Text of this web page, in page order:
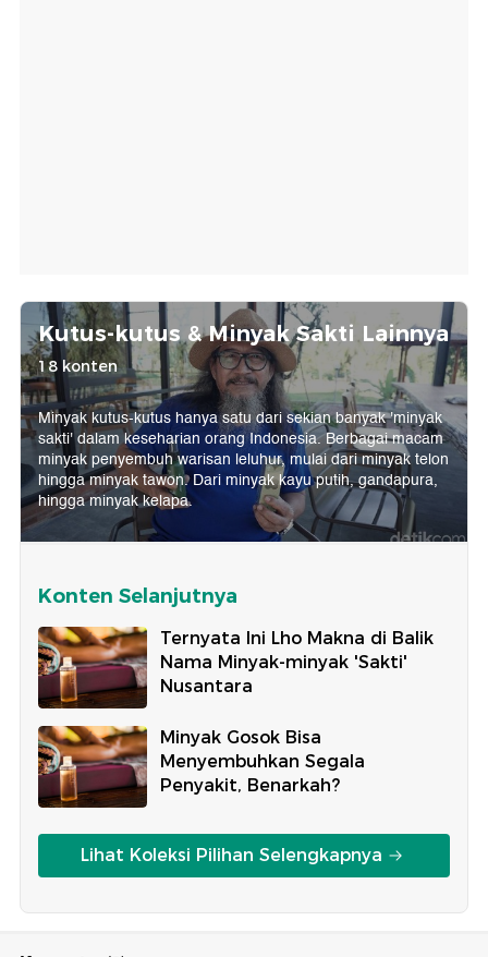
Kutus-kutus & Minyak Sakti Lainnya
18 konten
Minyak kutus-kutus hanya satu dari sekian banyak 'minyak
sakti' dalam keseharian orang Indonesia. Berbagai macam
minyak penyembuh warisan leluhur, mulai dari minyak telon
hingga minyak tawon. Dari minyak kayu putih, gandapura,
hingga minyak kelapa.
Konten Selanjutnya
Ternyata Ini Lho Makna di Balik
Nama Minyak-minyak 'Sakti'
Nusantara
Minyak Gosok Bisa
Menyembuhkan Segala
Penyakit, Benarkah?
Lihat Koleksi Pilihan Selengkapnya